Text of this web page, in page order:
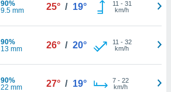
90%
9.5 mm
25° / 19° 11 - 31
km/h
90%
13 mm
26° / 20° 11 - 32
km/h
90%
22 mm
27° / 19° 7- 22
km/h